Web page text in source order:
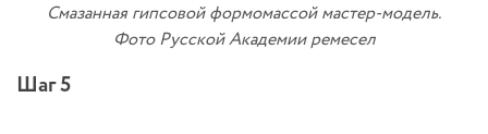
Смазанная гипсовой формомассой мастер-модель.
Фото Русской Академии ремесел
Шаг 5